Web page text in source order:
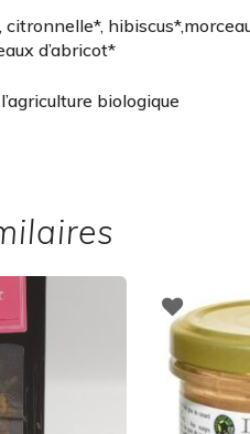
citronnelle*,
d’abricot*
biologique